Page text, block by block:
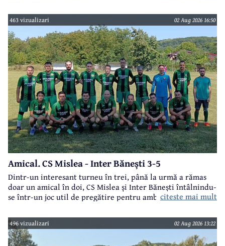
463 vizualizari 02 Aug 2026 16:50
Amical. CS Mislea - Inter Bănești 3-5
Dintr-un interesant turneu în trei, până la urmă a rămas
doar un amical în doi, CS Mislea și Inter Bănești întâlnindu-
se într-un joc util de pregătire pentru ambele formații.
citeste mai mult
496 vizualizari 02 Aug 2026 13:22